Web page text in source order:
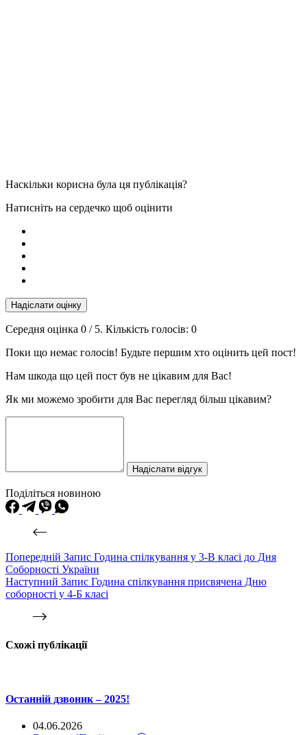
Наскільки корисна була ця публікація?
Натисніть на сердечко щоб оцінити
Надіслати оцінку
Середня оцінка 0 / 5. Кількість голосів: 0
Поки що немає голосів! Будьте першим хто оцінить цей пост!
Нам шкода що цей пост був не цікавим для Вас!
Як ми можемо зробити для Вас перегляд більш цікавим?
Надіслати відгук
Поділіться новиною
Попередній Запис Година спілкування у 3-В класі до Дня
Соборності України
Наступний Запис Година спілкування присвячена Дню
соборності у 4-Б класі
Схожі публікації
Останній дзвоник – 2025!
04.06.2026